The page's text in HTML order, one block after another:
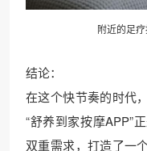
附近的足
结论：
在这个快节奏的时代
“舒养到家按摩APP”
双重需求，打造了一